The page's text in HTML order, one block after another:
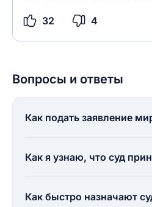
32 4
Вопросы и ответы
Как подать заявление
Как я узнаю, что суд
Как быстро назначают